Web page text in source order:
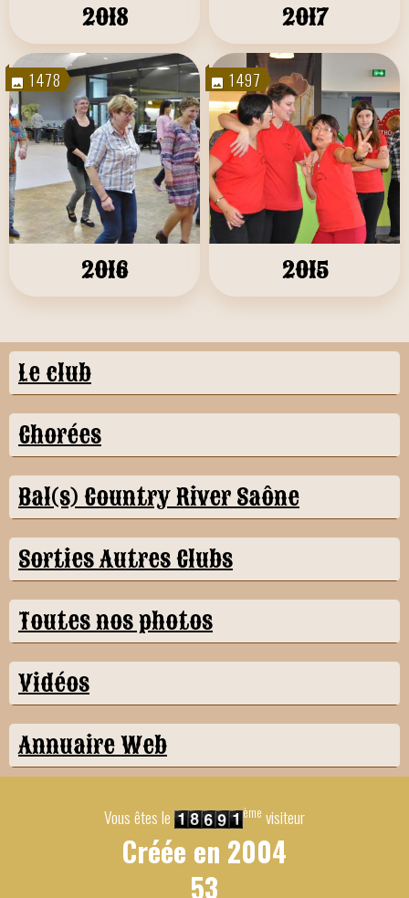
2018 2017
1478
2016
1497
2015
Le club
Chorées
Bal(s) Country River Saône
Sorties Autres Clubs
Toutes nos photos
Vidéos
Annuaire Web
Vous êtes le ème visiteur
Créée en 2004
53